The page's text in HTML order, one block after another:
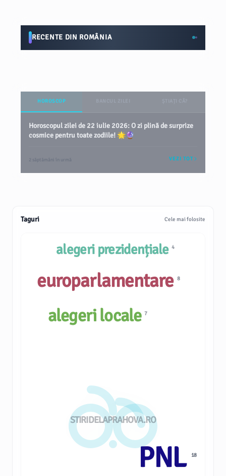
RECENTE DIN ROMÂNIA
HOROSCOP
Horoscopul zilei de 22 iulie 2026: O zi plină de surprize
cosmice pentru toate zodiile! 🌟🔮
2 săptămâni în urmă VEZI TOT
Taguri Cele mai folosite
STIRIDELAPRAHOVA.RO
alegeri locale7
alegeri prezidențiale4
PNL 18
europarlamentare8